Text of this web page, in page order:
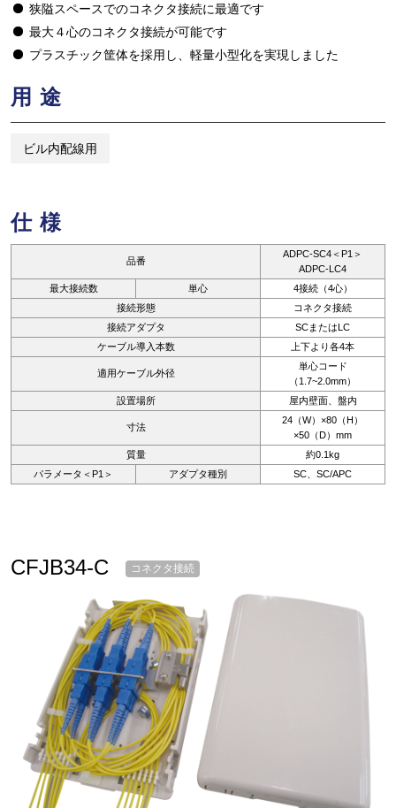
狭隘スペースでのコネクタ接続に最適です
最大４心のコネクタ接続が可能です
プラスチック筐体を採用し、軽量小型化を実現しました
用途
ビル内配線用
仕様
品番
ADPC-SC4＜P1＞
ADPC-LC4
最大接続数
単心
4接続（4心）
接続形態
コネクタ接続
接続アダプタ
SCまたはLC
ケーブル導入本数
上下より各4本
適用ケーブル外径
単心コード
（1.7~2.0mm）
設置場所
屋内壁面、盤内
寸法
24（W）×80（H）
×50（D）mm
質量
約0.1kg
パラメータ＜P1＞
アダプタ種別 SC、SC/APC
CFJB34-C コネクタ接続